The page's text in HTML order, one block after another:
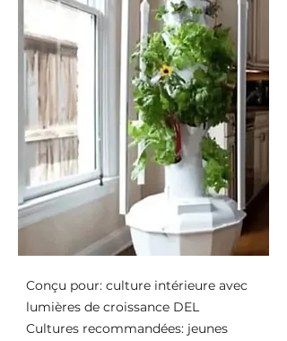
Conçu pour: culture intérieure avec
lumières de croissance DEL
Cultures recommandées: jeunes